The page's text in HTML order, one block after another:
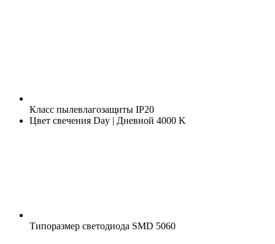
Класс пылевлагозащиты IP20
Цвет свечения Day | Дневной 4000 K
Типоразмер светодиода SMD 5060